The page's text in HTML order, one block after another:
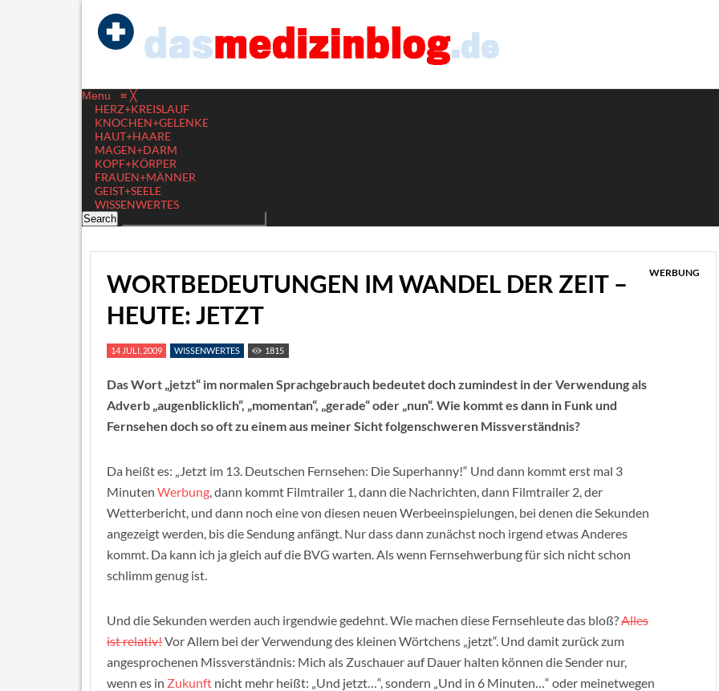
Menu ≡ ╳
HERZ+KREISLAUF
KNOCHEN+GELENKE
HAUT+HAARE
MAGEN+DARM
KOPF+KÖRPER
FRAUEN+MÄNNER
GEIST+SEELE
WISSENWERTES
WORTBEDEUTUNGEN IM WANDEL DER ZEIT –
HEUTE: JETZT
WERBUNG
14 JULI, 2009 WISSENWERTES 1815
Das Wort „jetzt“ im normalen Sprachgebrauch bedeutet doch zumindest in der Verwendung als
Adverb „augenblicklich“, „momentan“, „gerade“ oder „nun“. Wie kommt es dann in Funk und
Fernsehen doch so oft zu einem aus meiner Sicht folgenschweren Missverständnis?
Da heißt es: „Jetzt im 13. Deutschen Fernsehen: Die Superhanny!“ Und dann kommt erst mal 3
Minuten Werbung, dann kommt Filmtrailer 1, dann die Nachrichten, dann Filmtrailer 2, der
Wetterbericht, und dann noch eine von diesen neuen Werbeeinspielungen, bei denen die Sekunden
angezeigt werden, bis die Sendung anfängt. Nur dass dann zunächst noch irgend etwas Anderes
kommt. Da kann ich ja gleich auf die BVG warten. Als wenn Fernsehwerbung für sich nicht schon
schlimm genug ist.
Und die Sekunden werden auch irgendwie gedehnt. Wie machen diese Fernsehleute das bloß?Alles
ist relativ!Vor Allem bei der Verwendung des kleinen Wörtchens „jetzt“. Und damit zurück zum
angesprochenen Missverständnis: Mich als Zuschauer auf Dauer halten können die Sender nur,
wenn es in Zukunft nicht mehr heißt: „Und jetzt…“, sondern „Und in 6 Minuten…“ oder meinetwegen